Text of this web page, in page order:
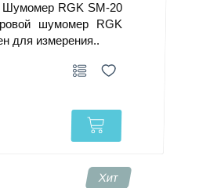
Шумомеры.
RGK SM-20
шумомер RGK
для измерения..
Хит